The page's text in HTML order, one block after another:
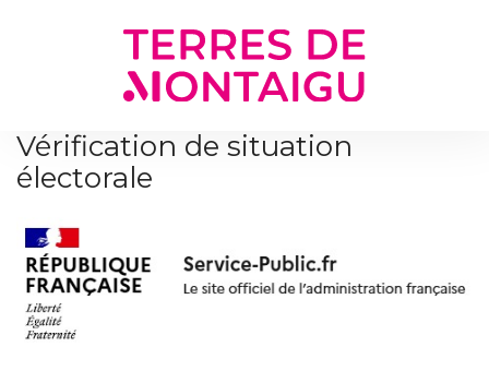
Vérification de situation
électorale